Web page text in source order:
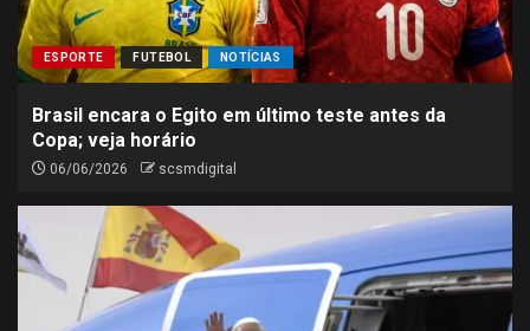
ESPORTE FUTEBOL NOTÍCIAS
Brasil encara o Egito em último teste antes da
Copa; veja horário
06/06/2026 scsmdigital